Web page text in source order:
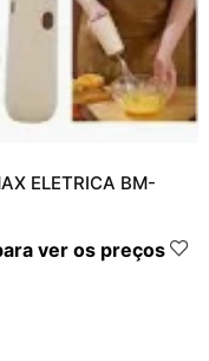
ELETRICA BM-
ver os preços